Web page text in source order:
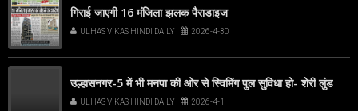
गिराई जाएगी 16 मंजिला झलक पैराडाइज
ULHAS VIKAS HINDI DAILY 2026-4-30
उल्हासनगर-5 में भी मनपा की ओर से स्विमिंग पुल सुविधा हो- शेरी लुंड
ULHAS VIKAS HINDI DAILY 2026-4-1